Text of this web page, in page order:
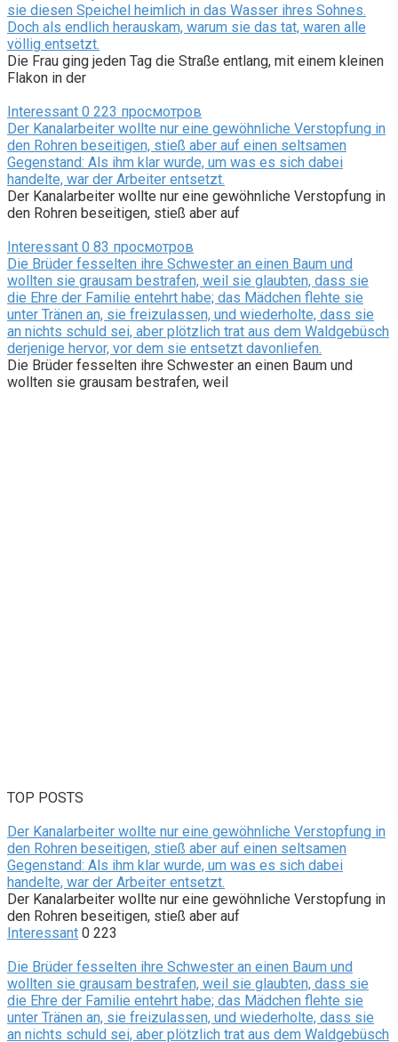
sie diesen Speichel heimlich in das Wasser ihres Sohnes.
Doch als endlich herauskam, warum sie das tat, waren alle
völlig entsetzt.
Die Frau ging jeden Tag die Straße entlang, mit einem kleinen
Flakon in der
Interessant 0 223 просмотров
Der Kanalarbeiter wollte nur eine gewöhnliche Verstopfung in
den Rohren beseitigen, stieß aber auf einen seltsamen
Gegenstand: Als ihm klar wurde, um was es sich dabei
handelte, war der Arbeiter entsetzt.
Der Kanalarbeiter wollte nur eine gewöhnliche Verstopfung in
den Rohren beseitigen, stieß aber auf
Interessant 0 83 просмотров
Die Brüder fesselten ihre Schwester an einen Baum und
wollten sie grausam bestrafen, weil sie glaubten, dass sie
die Ehre der Familie entehrt habe; das Mädchen flehte sie
unter Tränen an, sie freizulassen, und wiederholte, dass sie
an nichts schuld sei, aber plötzlich trat aus dem Waldgebüsch
derjenige hervor, vor dem sie entsetzt davonliefen.
Die Brüder fesselten ihre Schwester an einen Baum und
wollten sie grausam bestrafen, weil
TOP POSTS
Der Kanalarbeiter wollte nur eine gewöhnliche Verstopfung in
den Rohren beseitigen, stieß aber auf einen seltsamen
Gegenstand: Als ihm klar wurde, um was es sich dabei
handelte, war der Arbeiter entsetzt.
Der Kanalarbeiter wollte nur eine gewöhnliche Verstopfung in
den Rohren beseitigen, stieß aber auf
Interessant 0 223
Die Brüder fesselten ihre Schwester an einen Baum und
wollten sie grausam bestrafen, weil sie glaubten, dass sie
die Ehre der Familie entehrt habe; das Mädchen flehte sie
unter Tränen an, sie freizulassen, und wiederholte, dass sie
an nichts schuld sei, aber plötzlich trat aus dem Waldgebüsch